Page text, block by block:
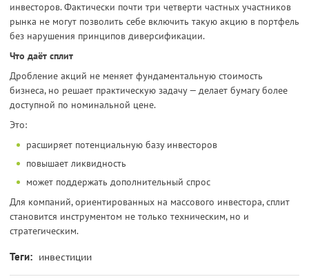
инвесторов. Фактически почти три четверти частных участников
рынка не могут позволить себе включить такую акцию в портфель
без нарушения принципов диверсификации.
Что даёт сплит
Дробление акций не меняет фундаментальную стоимость
бизнеса, но решает практическую задачу — делает бумагу более
доступной по номинальной цене.
Это:
расширяет потенциальную базу инвесторов
повышает ликвидность
может поддержать дополнительный спрос
Для компаний, ориентированных на массового инвестора, сплит
становится инструментом не только техническим, но и
стратегическим.
Теги: инвестиции